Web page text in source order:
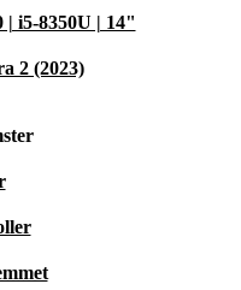
i5-8350U | 14"
2 (2023)